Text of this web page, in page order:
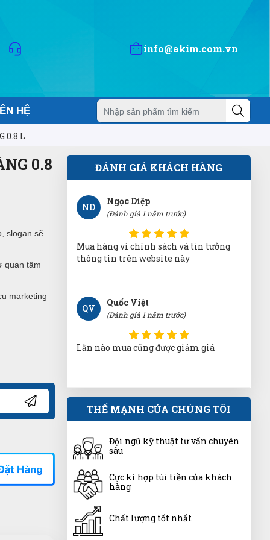
info@akim.com.vn
HỆ
0.8 L
0.8
slogan sẽ
quan tâm
marketing
ĐÁNH GIÁ KHÁCH HÀNG
Hàng xin sò nha mọi người nên mua
giao hàng nhanh ủng hộ shop 5 sao
Nguyễn Minh Hiếu
(Đánh giá 1 năm trước)
đồng
ND
Ngọc Diệp
(Đánh giá 1 năm trước)
Mua hàng vì chính sách và tin tưởng
thông tin trên website này
QV
Quốc Việt
(Đánh giá 1 năm trước)
Lần nào mua cũng được giảm giá
ÁT
Ánh Tuyết
(Đánh giá 1 năm trước)
Không gian hài hòa, mới lạ. Thích vì
không gian nơi đây nhé
TH
(Đánh giá 1 năm trước)
THẾ MẠNH CỦA CHÚNG TÔI
Đội ngũ kỹ thuật tư vấn chuyên
sâu
Cực kì hợp túi tiền của khách
hàng
Chất lượng tốt nhất